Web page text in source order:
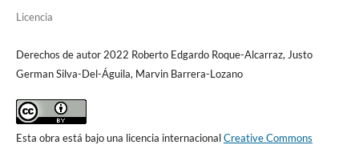
Licencia
Derechos de autor 2022 Roberto Edgardo Roque-Alcarraz, Justo
German Silva-Del-Águila, Marvin Barrera-Lozano
Esta obra está bajo una licencia internacionalCreative Commons